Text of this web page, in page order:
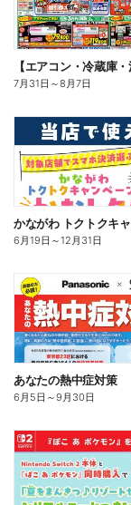
7月31日 ～8月7日
かながわ トクトクキ
6月19日 ～12月31日
あなたの熱中症対策
6月5日 ～9月30日